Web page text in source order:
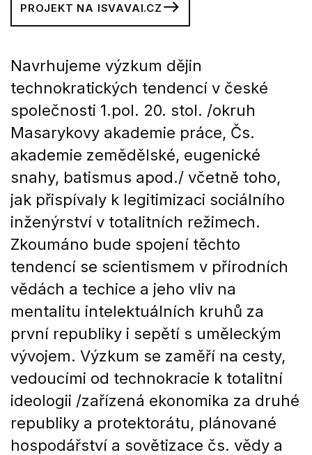
PROJEKT NA ISVAVAI.CZ
Navrhujeme výzkum dějin
technokratických tendencí v české
společnosti 1.pol. 20. stol. /okruh
Masarykovy akademie práce, Čs.
akademie zemědělské, eugenické
snahy, batismus apod./ včetně toho,
jak přispívaly k legitimizaci sociálního
inženýrství v totalitních režimech.
Zkoumáno bude spojení těchto
tendencí se scientismem v přírodních
vědách a techice a jeho vliv na
mentalitu intelektuálních kruhů za
první republiky i sepětí s uměleckým
vývojem. Výzkum se zaměří na cesty,
vedoucími od technokracie k totalitní
ideologii /zařízená ekonomika za druhé
republiky a protektorátu, plánované
hospodářství a sovětizace čs. vědy a